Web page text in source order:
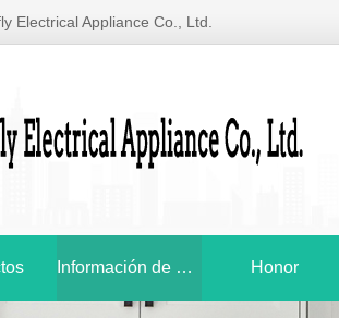
Electrical Appliance Co., Ltd.
Información de noticias Honor